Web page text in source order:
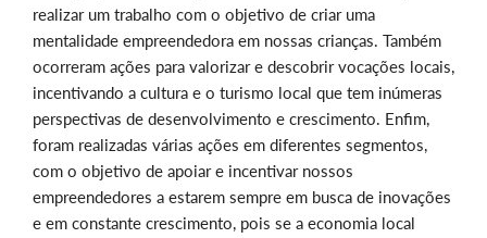
realizar um trabalho com o objetivo de criar uma
mentalidade empreendedora em nossas crianças. Também
ocorreram ações para valorizar e descobrir vocações locais,
incentivando a cultura e o turismo local que tem inúmeras
perspectivas de desenvolvimento e crescimento. Enfim,
foram realizadas várias ações em diferentes segmentos,
com o objetivo de apoiar e incentivar nossos
empreendedores a estarem sempre em busca de inovações
e em constante crescimento, pois se a economia local